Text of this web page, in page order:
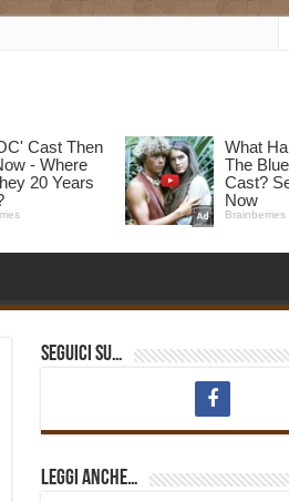
Seguici su…
Leggi anche…